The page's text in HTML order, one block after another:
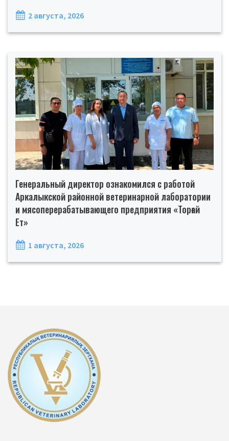
2 августа, 2026
Генеральный директор ознакомился с работой
Аркалыкской районной ветеринарной лаборатории
и мясоперерабатывающего предприятия «Торғай
Ет»
1 августа, 2026